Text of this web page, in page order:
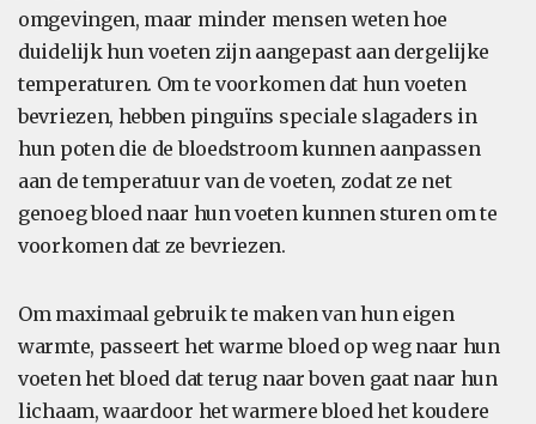
omgevingen, maar minder mensen weten hoe
duidelijk hun voeten zijn aangepast aan dergelijke
temperaturen. Om te voorkomen dat hun voeten
bevriezen, hebben pinguïns speciale slagaders in
hun poten die de bloedstroom kunnen aanpassen
aan de temperatuur van de voeten, zodat ze net
genoeg bloed naar hun voeten kunnen sturen om te
voorkomen dat ze bevriezen.
Om maximaal gebruik te maken van hun eigen
warmte, passeert het warme bloed op weg naar hun
voeten het bloed dat terug naar boven gaat naar hun
lichaam, waardoor het warmere bloed het koudere